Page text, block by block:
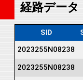
経路データ
SID
2023255N08238
2023255N08238